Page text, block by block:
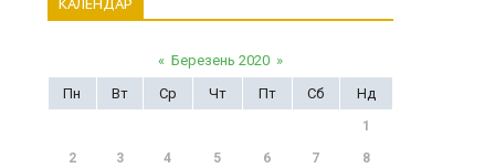
КАЛЕНДАР
« Березень 2020 »
Пн
Вт Ср Чт Пт Сб Нд
1
2 3 4 5 6 7 8